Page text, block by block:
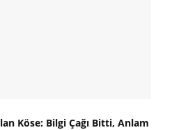
Köse: Bilgi Çağı Bitti, Anlam